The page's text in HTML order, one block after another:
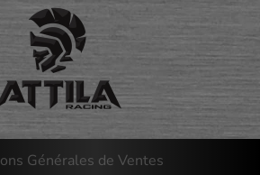
Générales de Ventes